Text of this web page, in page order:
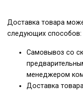
Доставка товара
следующих способов:
Самовывоз со
менеджером
Доставка